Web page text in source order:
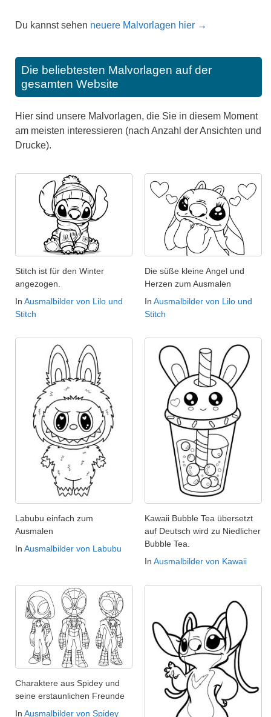
Du kannst sehen neuere Malvorlagen hier →
Die beliebtesten Malvorlagen auf der
gesamten Website
Hier sind unsere Malvorlagen, die Sie in diesem Moment
am meisten interessieren (nach Anzahl der Ansichten und
Drucke).
Stitch ist für den Winter
angezogen.
In Ausmalbilder von Lilo und
Stitch
Die süße kleine Angel und
Herzen zum Ausmalen
In Ausmalbilder von Lilo und
Stitch
Labubu einfach zum
Ausmalen
In Ausmalbilder von Labubu
Kawaii Bubble Tea übersetzt
auf Deutsch wird zu Niedlicher
Bubble Tea.
In Ausmalbilder von Kawaii
Charaktere aus Spidey und
seine erstaunlichen Freunde
In Ausmalbilder von Spidey